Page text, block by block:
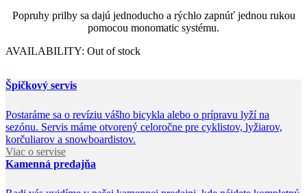
Popruhy prilby sa dajú jednoducho a rýchlo zapnúť jednou rukou
pomocou monomatic systému.
AVAILABILITY: Out of stock
Špičkový servis
Postaráme sa o revíziu vášho bicykla alebo o prípravu lyží na
sezónu. Servis máme otvorený celoročne pre cyklistov, lyžiarov,
korčuliarov a snowboardistov.
Viac o servise
Kamenná predajňa